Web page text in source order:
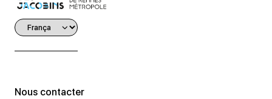
Nous contacter